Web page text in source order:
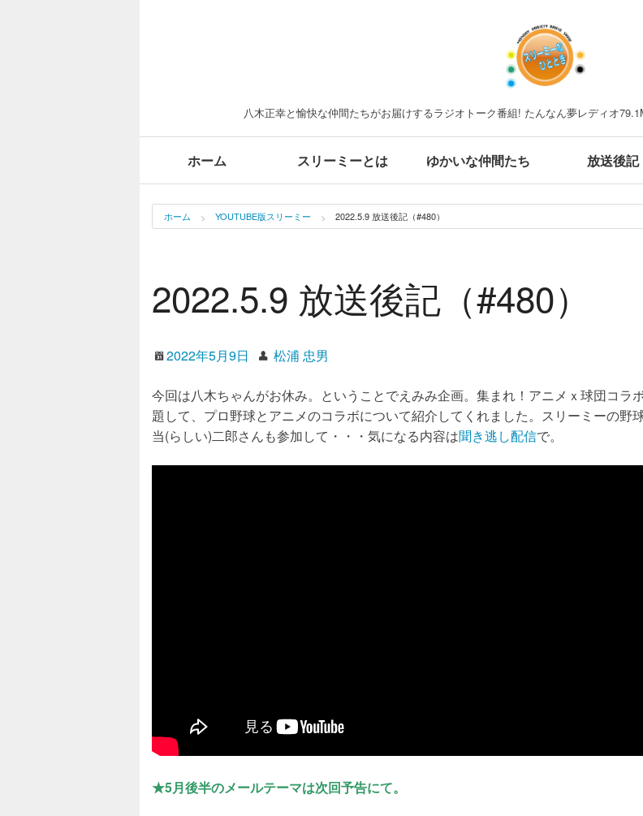
八木正幸と愉快な仲間たちがお届けするラジオトーク番組! たんなん夢レディオ
ホーム スリーミーとは ゆかいな仲間たち 放送後記
ホーム YOUTUBE版スリーミー 2022.5.9 放送後記（#480）
2022.5.9 放送後記（#480）
2022年5月9日 松浦 忠男
今回は八木ちゃんがお休み。ということでえみみ企画。集まれ！アニメｘ球団コラ
題して、プロ野球とアニメのコラボについて紹介してくれました。スリーミーの野
当(らしい)二郎さんも参加して・・・気になる内容は聞き逃し配信で。
★5月後半のメールテーマは次回予告にて。